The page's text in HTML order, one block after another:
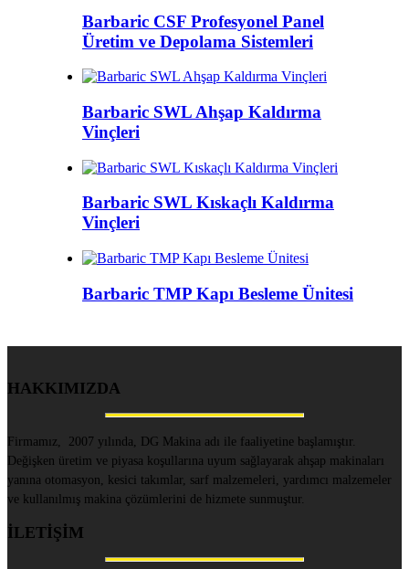
Barbaric CSF Profesyonel Panel
Üretim ve Depolama Sistemleri
Barbaric SWL Ahşap Kaldırma
Vinçleri
Barbaric SWL Kıskaçlı Kaldırma
Vinçleri
Barbaric TMP Kapı Besleme Ünitesi
HAKKIMIZDA
Firmamız, 2007 yılında, DG Makina adı ile faaliyetine başlamıştır.
Değişken üretim ve piyasa koşullarına uyum sağlayarak ahşap makinaları
yanına otomasyon, kesici takımlar, sarf malzemeleri, yardımcı malzemeler
ve kullanılmış makina çözümlerini de hizmete sunmuştur.
İLETİŞİM